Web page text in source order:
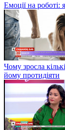
Емоції на роботі:
Чому зросла
йому протидіяти